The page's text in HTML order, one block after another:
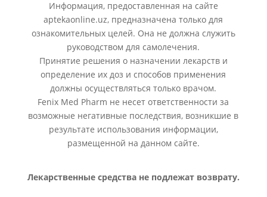
Информация, предоставленная на сайте
aptekaonline.uz, предназначена только для
ознакомительных целей. Она не должна служить
руководством для самолечения.
Принятие решения о назначении лекарств и
определение их доз и способов применения
должны осуществляться только врачом.
Fenix Med Pharm не несет ответственности за
возможные негативные последствия, возникшие в
результате использования информации,
размещенной на данном сайте.
Лекарственные средства не подлежат возврату.